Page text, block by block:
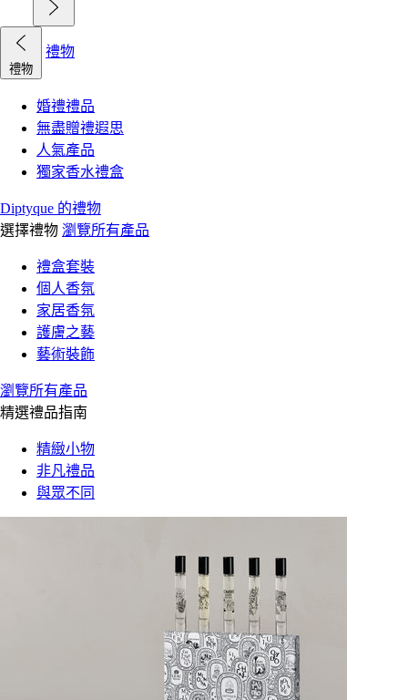
禮物
禮物
婚禮禮品
無盡贈禮遐思
人氣產品
獨家香水禮盒
Diptyque 的禮物
選擇禮物 瀏覽所有產品
禮盒套裝
個人香氛
家居香氛
護膚之藝
藝術裝飾
瀏覽所有產品
精選禮品指南
精緻小物
非凡禮品
與眾不同